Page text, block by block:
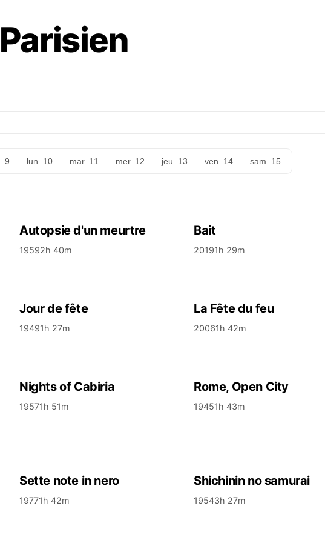
9 lun. 10 mar. 11 mer. 12 jeu. 13 ven. 14 sam. 15
Autopsie d'un meurtre
19592h 40m
Bait
20191h 29m
Jour de fête
19491h 27m
La Fête du feu
20061h 42m
Nights of Cabiria
19571h 51m
Rome, Open City
19451h 43m
Sette note in nero
19771h 42m
Shichinin no samurai
19543h 27m